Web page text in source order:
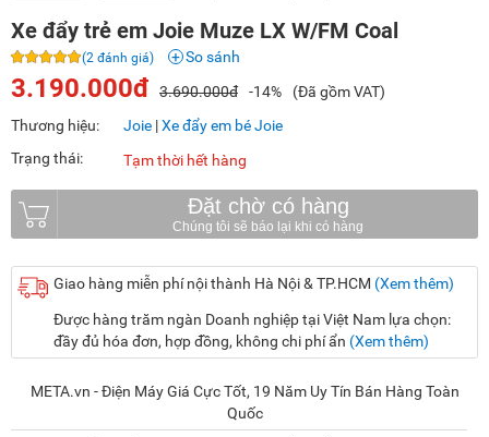
Xe đẩy trẻ em Joie Muze LX W/FM Coal
(2 đánh giá) So sánh
3.190.000đ 3.690.000đ -14%
(Đã gồm VAT)
Thương hiệu:
Joie |Xe đẩy em bé Joie
Trạng thái:
Tạm thời hết hàng
Đặt chờ có hàng
Giao hàng miễn phí nội thành Hà Nội & TP.HCM (Xem thêm)
Được hàng trăm ngàn Doanh nghiệp tại Việt Nam lựa chọn:
đầy đủ hóa đơn, hợp đồng, không chi phí ẩn (Xem thêm)
META.vn - Điện Máy Giá Cực Tốt, 19 Năm Uy Tín Bán Hàng Toàn
Quốc